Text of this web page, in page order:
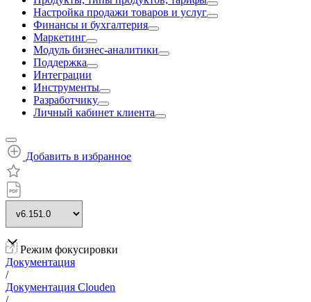
Настройка продажи товаров и услуг
Финансы и бухгалтерия
Маркетинг
Модуль бизнес-аналитики
Поддержка
Интеграции
Инструменты
Разработчику
Личный кабинет клиента
Добавить в избранное
Режим фокусировки
Документация
/
Документация Clouden
/